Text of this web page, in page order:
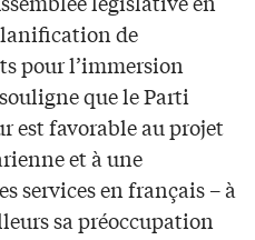
de
pour l’immersion
que le Parti
est favorable au projet
et à une
services en français – à
sa préoccupation